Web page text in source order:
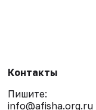
Контакты
Пишите:
info@afisha.org.ru